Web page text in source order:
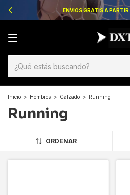
ENVIOS GRATIS A
Inicio > Hombres > Calzado > Running
Running
ORDENAR